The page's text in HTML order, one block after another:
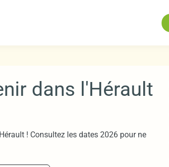
dans l'Hérault
! Consultez les dates 2026 pour ne